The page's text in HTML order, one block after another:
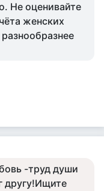
Не оценивайте
женских
-труд души
другу!Ищите